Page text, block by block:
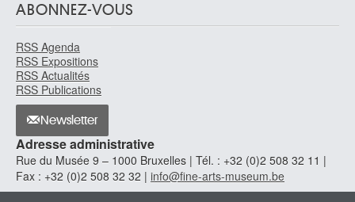
ABONNEZ-VOUS
RSS Agenda
RSS Expositions
RSS Actualités
RSS Publications
Newsletter
Adresse administrative
Rue du Musée 9 – 1000 Bruxelles | Tél. : +32 (0)2 508 32 11 |
Fax : +32 (0)2 508 32 32 | info@fine-arts-museum.be